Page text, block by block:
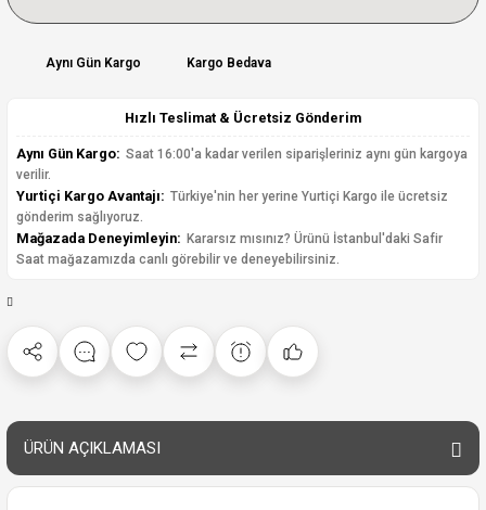
Aynı Gün Kargo Kargo Bedava
Hızlı Teslimat & Ücretsiz Gönderim
Aynı Gün Kargo: Saat 16:00'a kadar verilen siparişleriniz aynı gün kargoya
verilir.
Yurtiçi Kargo Avantajı: Türkiye'nin her yerine Yurtiçi Kargo ile ücretsiz
gönderim sağlıyoruz.
Mağazada Deneyimleyin: Kararsız mısınız? Ürünü İstanbul'daki Safir
Saat mağazamızda canlı görebilir ve deneyebilirsiniz.
ÜRÜN AÇIKLAMASI